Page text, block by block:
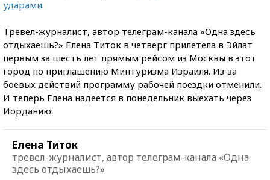
ударами.
Тревел-журналист, автор телеграм-канала «Одна здесь
отдыхаешь?» Елена Титок в четверг прилетела в Эйлат
первым за шесть лет прямым рейсом из Москвы в этот
город по приглашению Минтуризма Израиля. Из-за
боевых действий программу рабочей поездки отменили.
И теперь Елена надеется в понедельник выехать через
Иорданию:
Елена Титок
тревел-журналист, автор телеграм-канала «Одна
здесь отдыхаешь?»